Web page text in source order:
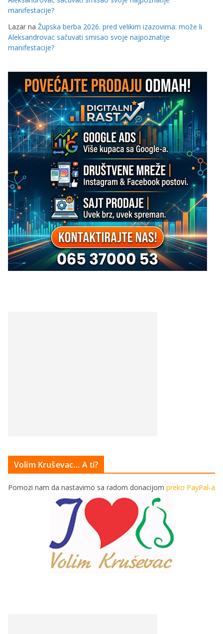
manifestacije?
Lazar na Župska berba 2026. pred velikim izazovima: može li
Aleksandrovac sačuvati smisao svoje najpoznatije
manifestacije?
Volim Kruševac… A ti?
Pomozi nam da nastavimo sa radom donacijom preko PayPal-a